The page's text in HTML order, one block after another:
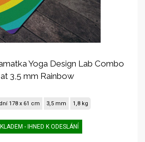
Yoga Design Lab Combo
3,5 mm Rainbow
178 x 61 cm 3,5 mm 1,8 kg
- IHNED K ODESLÁNÍ